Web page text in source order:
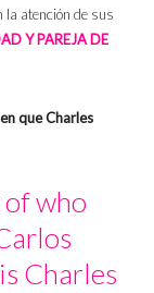
atención de sus
Y PAREJA DE
que Charles
of who
Charles